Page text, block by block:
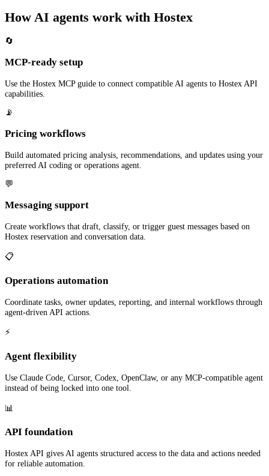
How AI agents work with Hostex
🔄
MCP-ready setup
Use the Hostex MCP guide to connect compatible AI agents to Hostex API
capabilities.
📡
Pricing workflows
Build automated pricing analysis, recommendations, and updates using your
preferred AI coding or operations agent.
💬
Messaging support
Create workflows that draft, classify, or trigger guest messages based on
Hostex reservation and conversation data.
📋
Operations automation
Coordinate tasks, owner updates, reporting, and internal workflows through
agent-driven API actions.
⚡
Agent flexibility
Use Claude Code, Cursor, Codex, OpenClaw, or any MCP-compatible agent
instead of being locked into one tool.
📊
API foundation
Hostex API gives AI agents structured access to the data and actions needed
for reliable automation.